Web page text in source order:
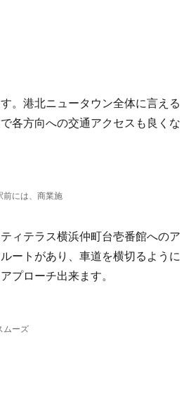
。港北ニュータウン全体に言える
各方向への交通アクセスも良くな
前には、商業施
ィテラス横浜仲町台壱番館へのア
ートがあり、車道を横切るように
プローチ出来ます。
ムーズ